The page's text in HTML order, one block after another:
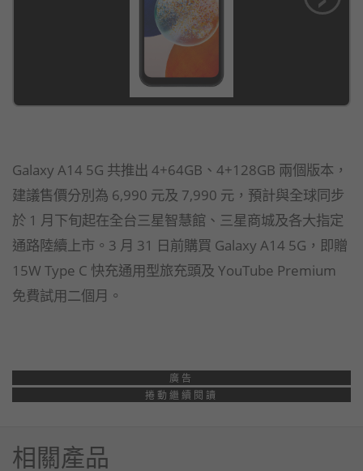
Galaxy A14 5G 共推出 4+64GB、4+128GB 兩個版本，
建議售價分別為 6,990 元及 7,990 元，預計與全球同步
於 1 月下旬起在全台三星智慧館、三星商城及各大指定
通路陸續上市。3 月 31 日前購買 Galaxy A14 5G，即贈
15W Type C 快充通用型旅充頭及 YouTube Premium
免費試用二個月。
廣告
捲動繼續閱讀
相關產品